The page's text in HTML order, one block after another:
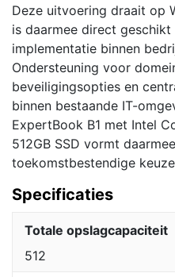
Deze uitvoering draait op
is daarmee direct
implementatie binnen
Ondersteuning voor
beveiligingsopties en
binnen bestaande IT-
ExpertBook B1 met Intel
512GB SSD vormt
toekomstbestendige
Specificaties
Totale opslagcapaciteit
512